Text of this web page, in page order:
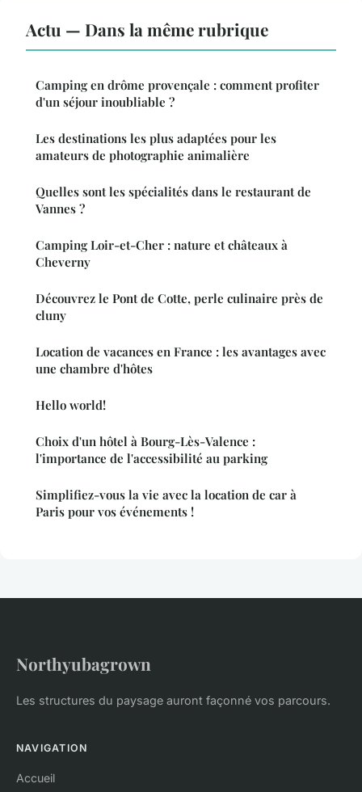
Actu — Dans la même rubrique
Camping en drôme provençale : comment profiter
d'un séjour inoubliable ?
Les destinations les plus adaptées pour les
amateurs de photographie animalière
Quelles sont les spécialités dans le restaurant de
Vannes ?
Camping Loir-et-Cher : nature et châteaux à
Cheverny
Découvrez le Pont de Cotte, perle culinaire près de
cluny
Location de vacances en France : les avantages avec
une chambre d'hôtes
Hello world!
Choix d'un hôtel à Bourg-Lès-Valence :
l'importance de l'accessibilité au parking
Simplifiez-vous la vie avec la location de car à
Paris pour vos événements !
Northyubagrown
Les structures du paysage auront façonné vos parcours.
NAVIGATION
Accueil